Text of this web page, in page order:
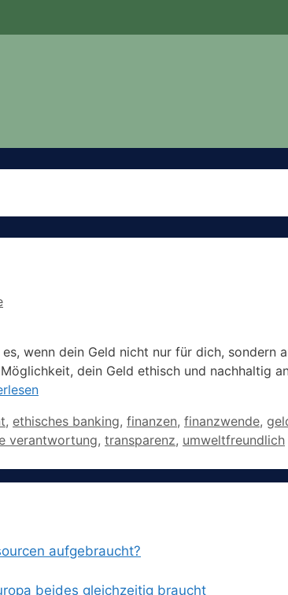
wenn dein Geld nicht nur für dich,
dein Geld ethisch und nachhaltig
, ethisches banking, finanzen, finanzwende,
verantwortung, transparenz, umweltfreundlich
aufgebraucht?
beides gleichzeitig braucht